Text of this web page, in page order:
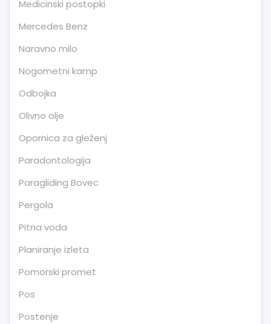
Medicinski postopki
Mercedes Benz
Naravno milo
Nogometni kamp
Odbojka
Olivno olje
Opornica za gleženj
Paradontologija
Paragliding Bovec
Pergola
Pitna voda
Planiranje izleta
Pomorski promet
Pos
Postenje